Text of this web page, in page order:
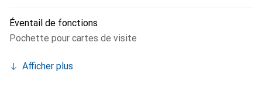
Éventail de fonctions
Pochette pour cartes de visite
Afficher plus